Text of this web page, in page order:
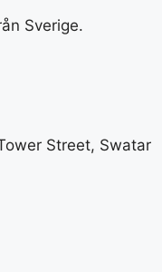
Sverige.
Street, Swatar